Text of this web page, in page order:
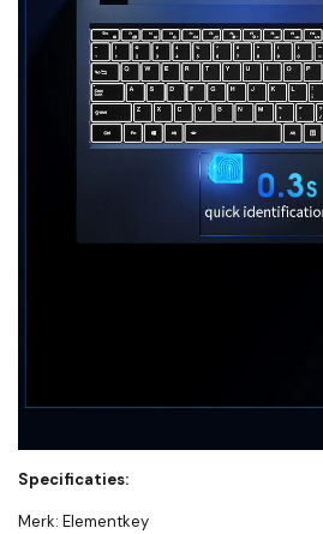
Specificaties:
Merk: Elementkey